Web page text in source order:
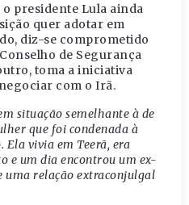
o presidente Lula ainda
quer adotar em
diz-se comprometido
de Segurança
toma a iniciativa
com o Irã.
situação semelhante à de
que foi condenada à
vivia em Teerã, era
e um dia encontrou um ex-
uma relação extraconjulgal